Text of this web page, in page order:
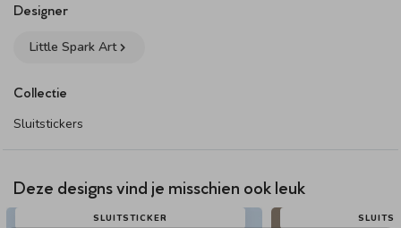
59 mm Ø – 12 stickers per vel (optioneel met folie)
83 mm Ø – 6 stickers per vel (optioneel met folie)
heeft een illustratie van een schattig teddybeertje die een
ster pakt.
Designer
Little Spark Art
Collectie
Sluitstickers
Deze designs vind je misschien ook leuk
SLUITSTICKER